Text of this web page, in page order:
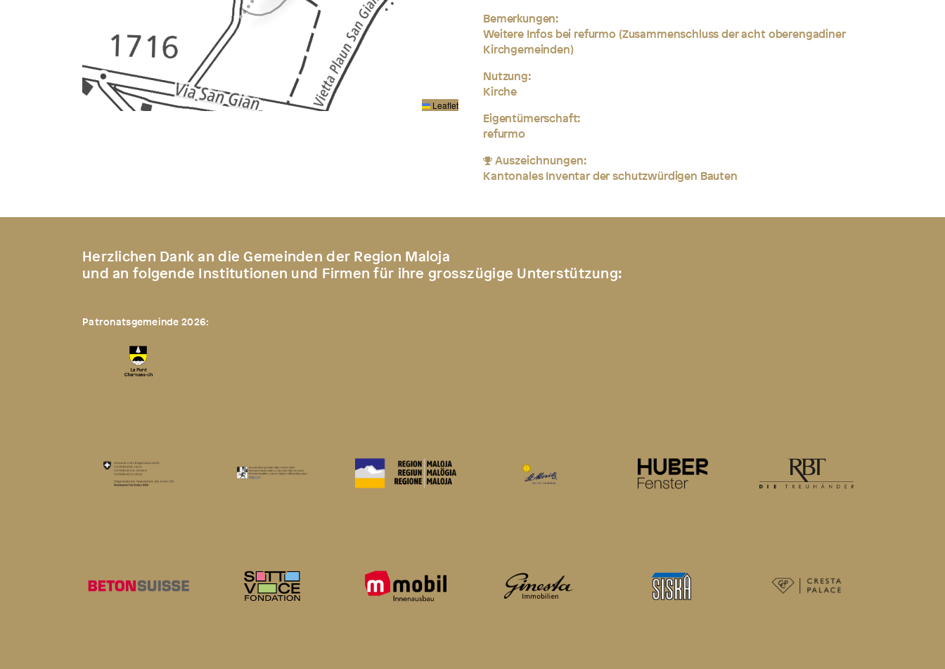
Bemerkungen:
Weitere Infos bei refurmo (Zusammenschluss der acht oberengadiner
Kirchgemeinden)
Nutzung:
Kirche
Eigentümerschaft:
refurmo
Auszeichnungen:
Kantonales Inventar der schutzwürdigen Bauten
Leaflet
Herzlichen Dank an die Gemeinden der Region Maloja
und an folgende Institutionen und Firmen für ihre grosszügige Unterstützung:
Patronatsgemeinde 2026: